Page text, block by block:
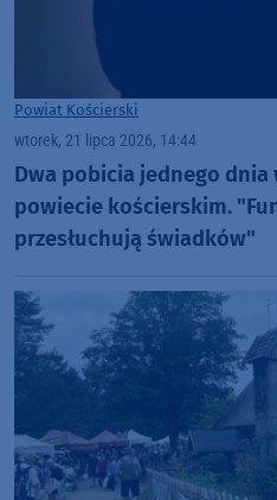
Powiat Kościerski
wtorek, 21 lipca 2026, 14:44
Dwa pobicia jednego dnia
powiecie kościerskim.
przesłuchują świadków"